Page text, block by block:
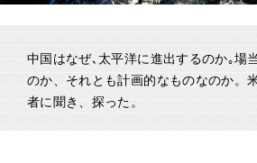
中国はなぜ､太平洋に進出するのか｡場
のか、それとも計画的なものなのか。
者に聞き、探った。